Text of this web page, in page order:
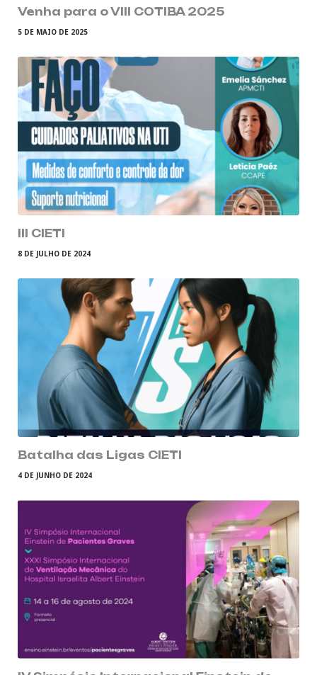
Venha para o VIII COTIBA 2025
5 DE MAIO DE 2025
III CIETI
8 DE JULHO DE 2024
Batalha das Ligas CIETI
4 DE JUNHO DE 2024